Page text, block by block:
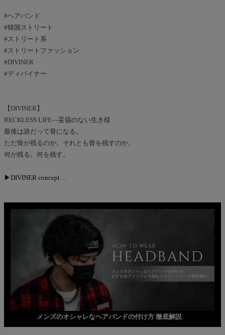
#ヘアバンド
#韓国ストリート
#ストリート系
#ストリートファッション
#DIVINER
#ディバイナー
【DIVINER】
RECKLESS LIFE―妥協のない生き様
最後は誰だって骨になる。
ただ骨が残るのか。それとも骨を残すのか。
何が残る。何を残す。
▶DIVINER concept…
メンズのオシャレなヘアバンドの付け方 徹底解説